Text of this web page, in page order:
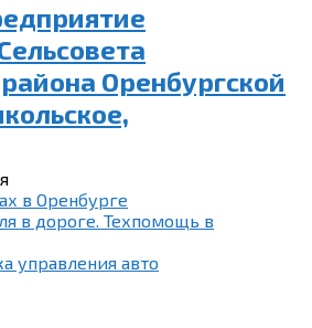
Оренбургской
в Оренбурге
в дороге. Техпомощь в
управления авто